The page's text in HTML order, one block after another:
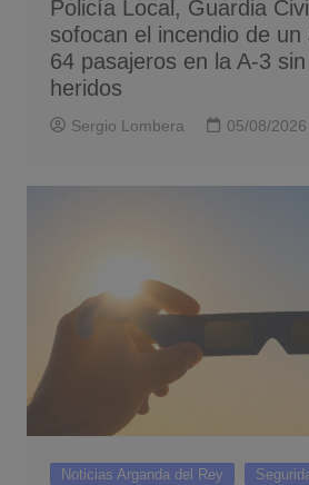
Policía Local, Guardia
sofocan el incendio de un
64 pasajeros en la A-3
heridos
Sergio Lombera 05/08/2026
Noticias Arganda del Rey